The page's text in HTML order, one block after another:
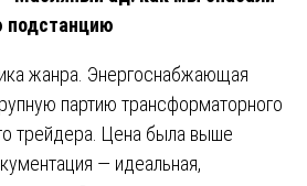
подстанцию
жанра. Энергоснабжающая
партию трансформаторного
трейдера. Цена была выше
— идеальная,